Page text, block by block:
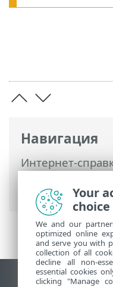
Навигация
Интернет-
Развертывание
Your
choice
We and our
optimized online
and serve you with
collection of all
decline all non-
essential cookies
clicking "Manage